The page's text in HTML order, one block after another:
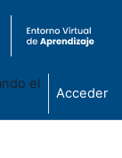
el
Acceder